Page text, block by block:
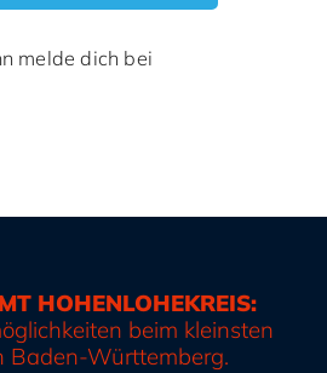
melde dich bei
HOHENLOHEKREIS:
beim kleinsten
Baden-Württemberg.